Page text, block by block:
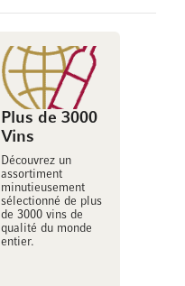
Plus de 3000
Vins
Découvrez un
assortiment
minutieusement
sélectionné de plus
de 3000 vins de
qualité du monde
entier.